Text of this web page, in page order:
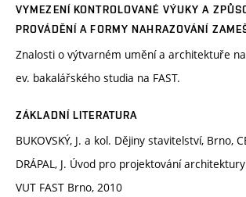
VYMEZENÍ KONTROLOVANÉ VÝUKY A
PROVÁDĚNÍ A FORMY NAHRAZOVÁNÍ
Znalosti o výtvarném umění a architektuře
ev. bakalářského studia na FAST.
ZÁKLADNÍ LITERATURA
BUKOVSKÝ, J. a kol. Dějiny stavitelství, Brno,
DRÁPAL, J. Úvod pro projektování
VUT FAST Brno, 2010